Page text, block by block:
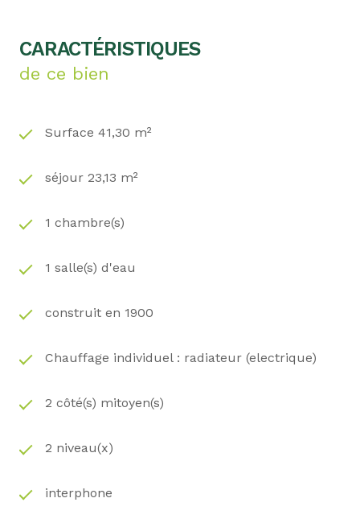
CARACTÉRISTIQUES
de ce bien
Surface 41,30 m²
séjour 23,13 m²
1 chambre(s)
1 salle(s) d'eau
construit en 1900
Chauffage individuel : radiateur (electrique)
2 côté(s) mitoyen(s)
2 niveau(x)
interphone